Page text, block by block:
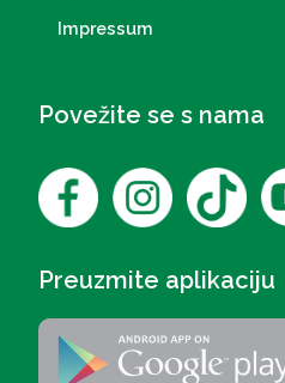
Impressum
Povežite se s nama
Preuzmite aplikaciju